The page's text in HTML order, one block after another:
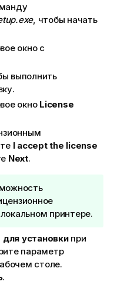
, чтобы начать
окно с
выполнить
окно License
I accept the license
Next.
принтере.
для установкипри
параметр
столе.
.